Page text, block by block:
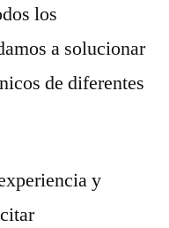
los
a solucionar
de diferentes
y